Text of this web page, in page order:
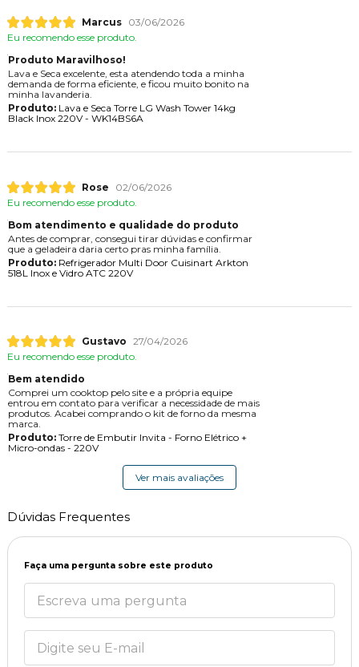
Marcus
03/06/2026
Eu recomendo esse produto.
Produto Maravilhoso!
Lava e Seca excelente, esta atendendo toda a minha
demanda de forma eficiente, e ficou muito bonito na
minha lavanderia.
Produto:Lava e Seca Torre LG Wash Tower 14kg
Black Inox 220V - WK14BS6A
Rose
02/06/2026
Eu recomendo esse produto.
Bom atendimento e qualidade do produto
Antes de comprar, consegui tirar dúvidas e confirmar
que a geladeira daria certo pras minha família.
Produto:Refrigerador Multi Door Cuisinart Arkton
518L Inox e Vidro ATC 220V
Gustavo 27/04/2026
Eu recomendo esse produto.
Bem atendido
Comprei um cooktop pelo site e a própria equipe
entrou em contato para verificar a necessidade de mais
produtos. Acabei comprando o kit de forno da mesma
marca.
Produto:Torre de Embutir Invita - Forno Elétrico +
Micro-ondas - 220V
Ver mais avaliações
Dúvidas Frequentes
Faça uma pergunta sobre este produto